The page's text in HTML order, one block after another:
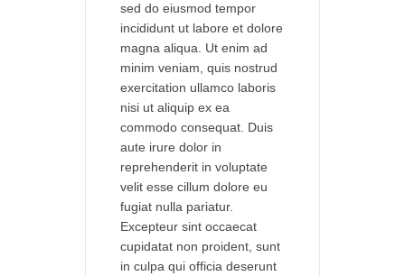
sed do eiusmod tempor
incididunt ut labore et dolore
magna aliqua. Ut enim ad
minim veniam, quis nostrud
exercitation ullamco laboris
nisi ut aliquip ex ea
commodo consequat. Duis
aute irure dolor in
reprehenderit in voluptate
velit esse cillum dolore eu
fugiat nulla pariatur.
Excepteur sint occaecat
cupidatat non proident, sunt
in culpa qui officia deserunt